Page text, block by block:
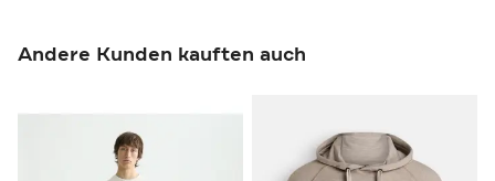
Andere Kunden kauften auch